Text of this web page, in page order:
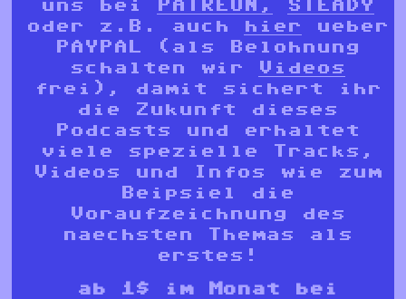
uns bei PATREON,
STEADY
oder z.B. auch
hier
ueber
PAYPAL (als Belohnung
schalten wir
Videos
frei), damit sichert ihr
die Zukunft dieses
Podcasts und erhaltet
viele spezielle Tracks,
Videos und Infos wie zum
Beipsiel die
Voraufzeichnung des
naechsten Themas als
erstes!
ab 1$ im Monat bei